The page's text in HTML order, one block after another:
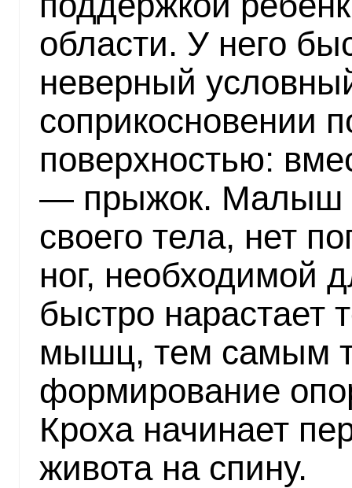
области. У него
неверный
соприкосновении
поверхностью:
— прыжок. Малыш
своего тела, нет
ног, необходимой
быстро нарастает
мышц, тем самым
формирование
Кроха начинает
живота на спину.